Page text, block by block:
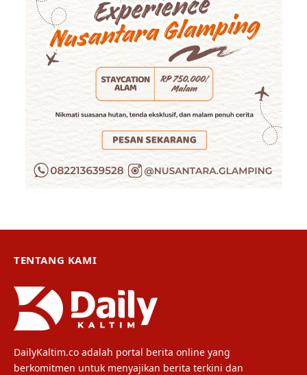
TENTANG KAMI
DailyKaltim.co adalah portal berita online yang
berkomitmen untuk menyajikan berita terkini dan